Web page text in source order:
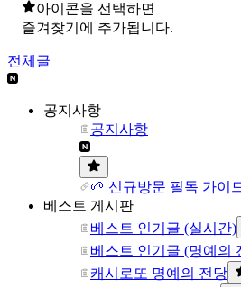
아이콘을 선택하면
즐겨찾기에 추가됩니다.
전체글
공지사항
공지사항
🌱 신규방문 필독 가이
베스트 게시판
베스트 인기글 (실시간)
베스트 인기글 (명예의
캐시로또 명예의 전당